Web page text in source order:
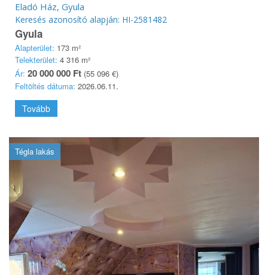
Eladó Ház, Gyula
Keresés azonosító alapján: HI-2581482
Gyula
Alapterület: 173 m²
Telekterület: 4 316 m²
Ár: 20 000 000 Ft (55 096 €)
Feltöltés dátuma: 2026.06.11.
Tovább
Tégla lakás